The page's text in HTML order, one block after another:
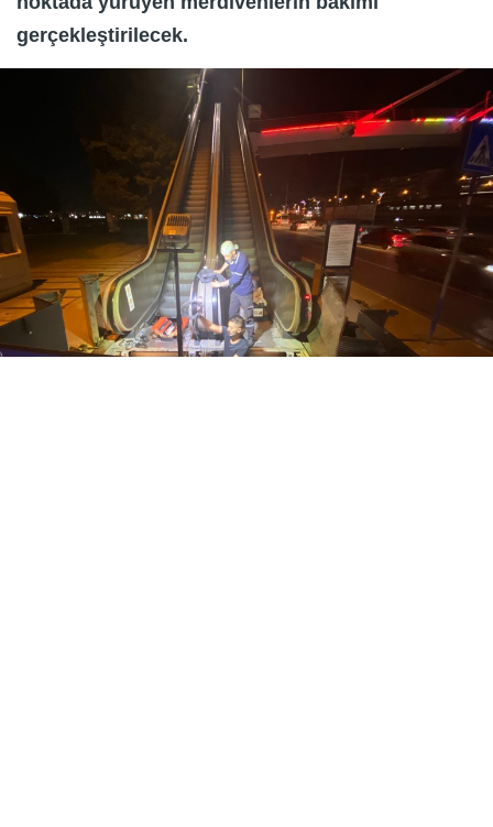
gerçekleştirilecek.